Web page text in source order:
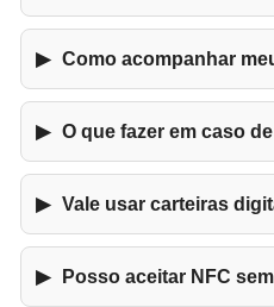
▶ Como acompanhar
▶ O que fazer em caso
▶ Vale usar carteiras
▶ Posso aceitar NFC